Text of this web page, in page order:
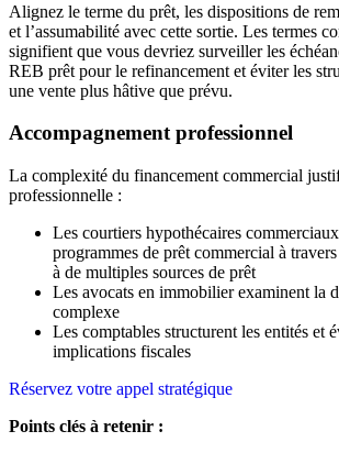
Alignez le terme du prêt, les dispositions de
et l’assumabilité avec cette sortie. Les termes
signifient que vous devriez surveiller les
REB prêt pour le refinancement et éviter les
une vente plus hâtive que prévu.
Accompagnement professionnel
La complexité du financement commercial
professionnelle :
Les courtiers hypothécaires
programmes de prêt commercial à
à de multiples sources de prêt
Les avocats en immobilier examinent la
complexe
Les comptables structurent les entités et
implications fiscales
Réservez votre appel stratégique
Points clés à retenir :